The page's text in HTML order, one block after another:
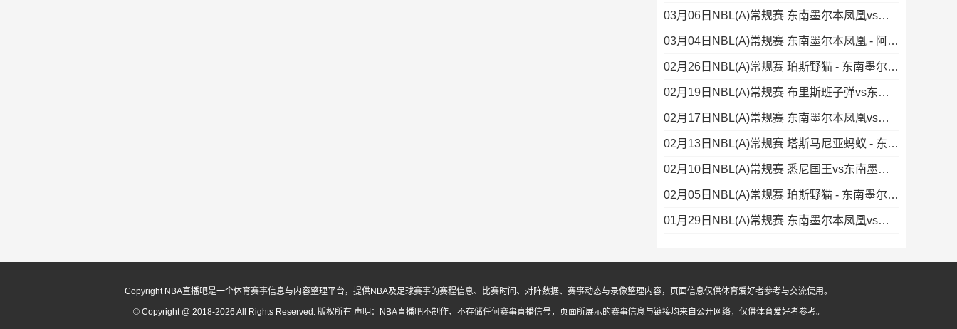
03月06日NBL(A)常规赛 东南墨尔本凤凰vs伊拉瓦拉老鹰 录像集锦
03月04日NBL(A)常规赛 东南墨尔本凤凰 - 阿德莱德36人 录像集锦
02月26日NBL(A)常规赛 珀斯野猫 - 东南墨尔本凤凰 录像集锦
02月19日NBL(A)常规赛 布里斯班子弹vs东南墨尔本凤凰 录像
02月17日NBL(A)常规赛 东南墨尔本凤凰vs墨尔本联 录像集锦
02月13日NBL(A)常规赛 塔斯马尼亚蚂蚁 - 东南墨尔本凤凰 录像集锦
02月10日NBL(A)常规赛 悉尼国王vs东南墨尔本凤凰 全场录像
02月05日NBL(A)常规赛 珀斯野猫 - 东南墨尔本凤凰 录像集锦
01月29日NBL(A)常规赛 东南墨尔本凤凰vs布里斯班子弹 录像
Copyright NBA直播吧是一个体育赛事信息与内容整理平台，提供NBA及足球赛事的赛程信息、比赛时间、对阵数据、赛事动态与录像整理内容，页面信息仅供体育爱好者参考与交流使用。
© Copyright @ 2018-2026 All Rights Reserved. 版权所有 声明：NBA直播吧不制作、不存储任何赛事直播信号，页面所展示的赛事信息与链接均来自公开网络，仅供体育爱好者参考。